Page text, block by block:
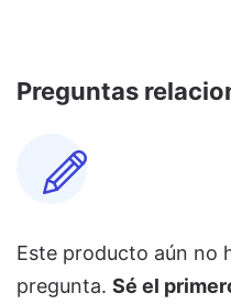
Preguntas
Este producto aún no
pregunta. Sé el